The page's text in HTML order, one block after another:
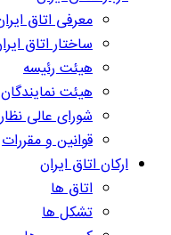
معرفی اتاق
ساختار اتاق
هیئت رئیسه
هیئت
شورای عالی
قوانین و مقررات
ارکان اتاق ایران
اتاق ها
تشکل ها